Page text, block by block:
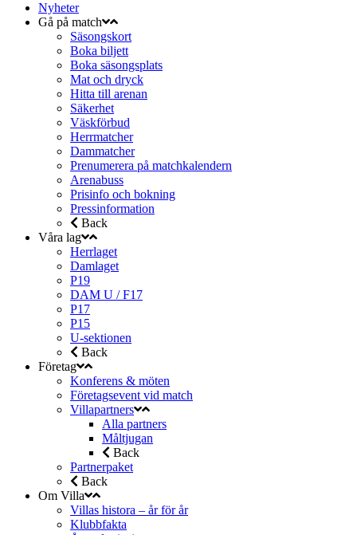
Nyheter
Gå på match
Säsongskort
Boka biljett
Boka säsongsplats
Mat och dryck
Hitta till arenan
Säkerhet
Väskförbud
Herrmatcher
Dammatcher
Prenumerera på matchkalendern
Arenabuss
Prisinfo och bokning
Pressinformation
Back
Våra lag
Herrlaget
Damlaget
P19
DAM U / F17
P17
P15
U-sektionen
Back
Företag
Konferens & möten
Företagsevent vid match
Villapartners
Alla partners
Måltjugan
Back
Partnerpaket
Back
Om Villa
Villas histora – år för år
Klubbfakta